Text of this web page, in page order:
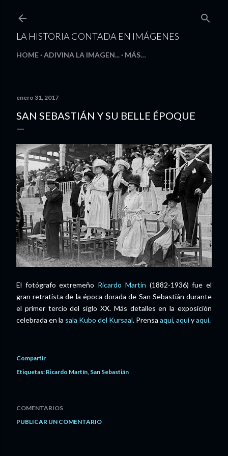
LA HISTORIA CONTADA EN IMÁGENES
HOME ADIVINA LA IMAGEN... MÁS…
enero 31, 2017
SAN SEBASTIÁN Y SU BELLE ÉPOQUE
El fotógrafo extremeño Ricardo Martín (1882-1936) fue el
gran retratista de la época dorada de San Sebastián durante
el primer tercio del siglo XX. Más detalles en la exposición
celebrada en la sala Kubo del Kursaal. Prensa aquí, aquíyaquí.
Compartir
Etiquetas: Ricardo Martín San Sebastián
COMENTARIOS
PUBLICAR UN COMENTARIO